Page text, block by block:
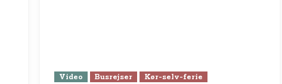
Video Busrejser Kør-selv-ferie